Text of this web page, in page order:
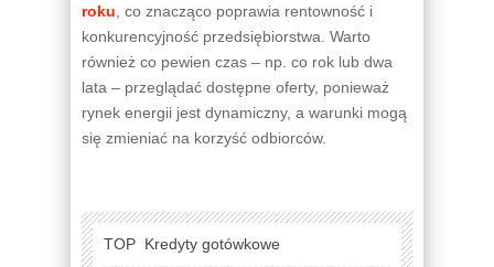
roku , co znacząco poprawia rentowność i
konkurencyjność przedsiębiorstwa. Warto
również co pewien czas – np. co rok lub dwa
lata – przeglądać dostępne oferty, ponieważ
rynek energii jest dynamiczny, a warunki mogą
się zmieniać na korzyść odbiorców.
TOP Kredyty gotówkowe